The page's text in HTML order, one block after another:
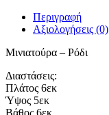
Περιγραφή
Αξιολογήσεις (0)
Μινιατούρα – Ρόδι
Διαστάσεις:
Πλάτος 6εκ
Ύψος 5εκ
Βάθος 6εκ